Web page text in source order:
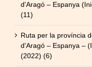
d'Aragó – Espanya
(11)
Ruta per la província
d'Aragó – Espanya –
(2022) (6)